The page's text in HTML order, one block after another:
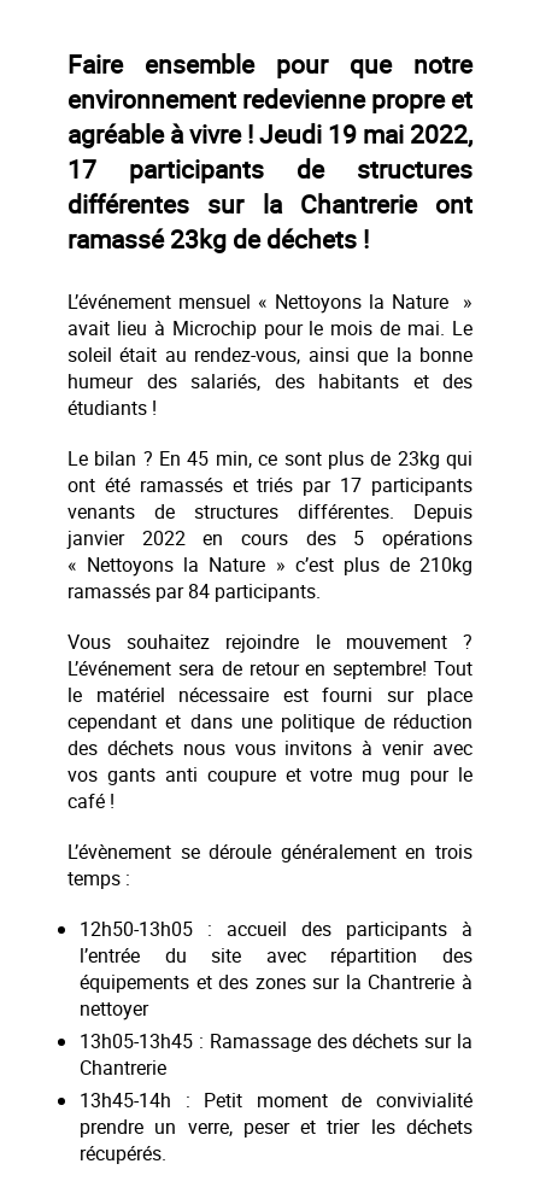
Faire ensemble pour que notre
environnement redevienne propre et
agréable à vivre ! Jeudi 19 mai 2022,
17 participants de structures
différentes sur la Chantrerie ont
ramassé 23kg de déchets !
L’événement mensuel « Nettoyons la Nature »
avait lieu à Microchip pour le mois de mai. Le
soleil était au rendez-vous, ainsi que la bonne
humeur des salariés, des habitants et des
étudiants !
Le bilan ? En 45 min, ce sont plus de 23kg qui
ont été ramassés et triés par 17 participants
venants de structures différentes. Depuis
janvier 2022 en cours des 5 opérations
« Nettoyons la Nature » c’est plus de 210kg
ramassés par 84 participants.
Vous souhaitez rejoindre le mouvement ?
L’événement sera de retour en septembre! Tout
le matériel nécessaire est fourni sur place
cependant et dans une politique de réduction
des déchets nous vous invitons à venir avec
vos gants anti coupure et votre mug pour le
café !
L’évènement se déroule généralement en trois
temps :
12h50-13h05 : accueil des participants à
l’entrée du site avec répartition des
équipements et des zones sur la Chantrerie à
nettoyer
13h05-13h45 : Ramassage des déchets sur la
Chantrerie
13h45-14h : Petit moment de convivialité
prendre un verre, peser et trier les déchets
récupérés.